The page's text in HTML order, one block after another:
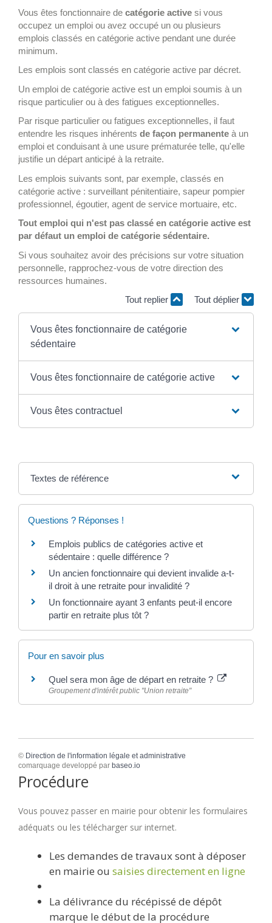
Vous êtes fonctionnaire de catégorie active si vous
occupez un emploi ou avez occupé un ou plusieurs
emplois classés en catégorie active pendant une durée
minimum.
Les emplois sont classés en catégorie active par décret.
Un emploi de catégorie active est un emploi soumis à un
risque particulier ou à des fatigues exceptionnelles.
Par risque particulier ou fatigues exceptionnelles, il faut
entendre les risques inhérents de façon permanente à un
emploi et conduisant à une usure prématurée telle, qu'elle
justifie un départ anticipé à la retraite.
Les emplois suivants sont, par exemple, classés en
catégorie active : surveillant pénitentiaire, sapeur pompier
professionnel, égoutier, agent de service mortuaire, etc.
Tout emploi qui n'est pas classé en catégorie active est
par défaut un emploi de catégorie sédentaire.
Si vous souhaitez avoir des précisions sur votre situation
personnelle, rapprochez-vous de votre direction des
ressources humaines.
Tout replier
Tout déplier
Vous êtes fonctionnaire de catégorie
sédentaire
Vous êtes fonctionnaire de catégorie active
Vous êtes contractuel
Textes de référence
Questions ? Réponses !
Emplois publics de catégories active et
sédentaire : quelle différence ?
Un ancien fonctionnaire qui devient invalide a-t-
il droit à une retraite pour invalidité ?
Un fonctionnaire ayant 3 enfants peut-il encore
partir en retraite plus tôt ?
Pour en savoir plus
Quel sera mon âge de départ en retraite ?
Groupement d'intérêt public "Union retraite"
© Direction de l'information légale et administrative
comarquage developpé par baseo.io
Procédure
Vous pouvez passer en mairie pour obtenir les formulaires
adéquats ou les télécharger sur internet.
Les demandes de travaux sont à déposer
en mairie ou saisies directement en ligne
La délivrance du récépissé de dépôt
marque le début de la procédure